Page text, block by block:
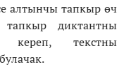
алтынчы тапкыр өч
диктантны
кереп, текстны